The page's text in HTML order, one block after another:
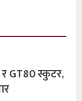
र GT80 स्कुटर,